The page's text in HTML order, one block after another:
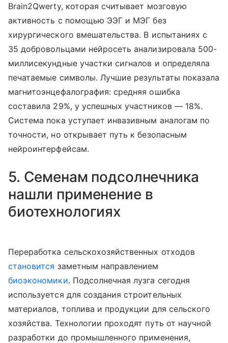
Brain2Qwerty, которая считывает мозговую
активность с помощью ЭЭГ и МЭГ без
хирургического вмешательства. В испытаниях с
35 добровольцами нейросеть анализировала 500-
миллисекундные участки сигналов и определяла
печатаемые символы. Лучшие результаты показала
магнитоэнцефалография: средняя ошибка
составила 29%, у успешных участников — 18%.
Система пока уступает инвазивным аналогам по
точности, но открывает путь к безопасным
нейроинтерфейсам.
5. Семенам подсолнечника
нашли применение в
биотехнологиях
Переработка сельскохозяйственных отходов
становится заметным направлением
биоэкономики. Подсолнечная лузга сегодня
используется для создания строительных
материалов, топлива и продукции для сельского
хозяйства. Технологии проходят путь от научной
разработки до промышленного применения,